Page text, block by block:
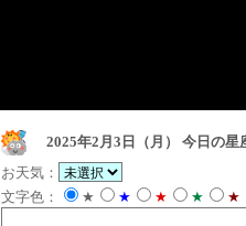
2025年2月3日（月）
今日の星
お天気：
文字色：
★ ★ ★ ★ ★